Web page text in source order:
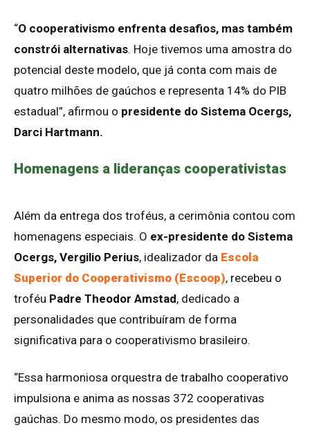
“O cooperativismo enfrenta desafios, mas também
constrói alternativas. Hoje tivemos uma amostra do
potencial deste modelo, que já conta com mais de
quatro milhões de gaúchos e representa 14% do PIB
estadual”, afirmou o presidente do Sistema Ocergs,
Darci Hartmann.
Homenagens a lideranças cooperativistas
Além da entrega dos troféus, a cerimônia contou com
homenagens especiais. O ex-presidente do Sistema
Ocergs, Vergilio Perius, idealizador da Escola
Superior do Cooperativismo (Escoop), recebeu o
troféu Padre Theodor Amstad, dedicado a
personalidades que contribuíram de forma
significativa para o cooperativismo brasileiro.
“Essa harmoniosa orquestra de trabalho cooperativo
impulsiona e anima as nossas 372 cooperativas
gaúchas. Do mesmo modo, os presidentes das